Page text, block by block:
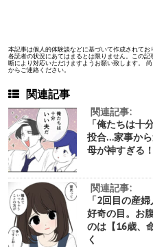
本記事は個人的体験談などに基づいて作成されて
各読者の状況にあてはまるとは限りません。この
断により対応いただけますようお願い致します。
からご連絡ください。
関連記事
関連記事:
「俺たちは十
投合…家事か
母が神すぎる
関連記事:
「2回目の産
好奇の目。お
のは【16歳、
く